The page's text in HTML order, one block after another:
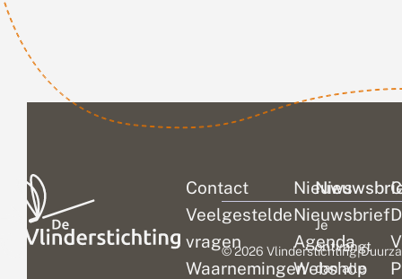
Contact
Veelgestelde
vragen
Waarnemingen
Nieuws
Nieuwsbrief
Agenda
Webshop
Je
ontvangt
dan alle
© 2026 Vlinderstichting|